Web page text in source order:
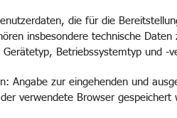
die für die
insbesondere technische
Betriebssystemtyp und -
Angabe zur eingehenden und
verwendete Browser gespeichert